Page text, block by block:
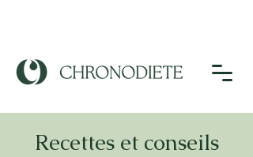
Recettes et conseils